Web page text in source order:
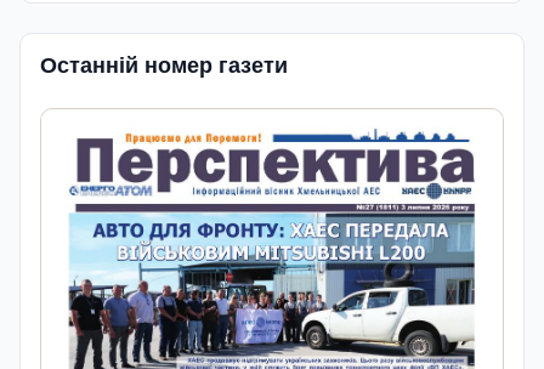
Останній номер газети